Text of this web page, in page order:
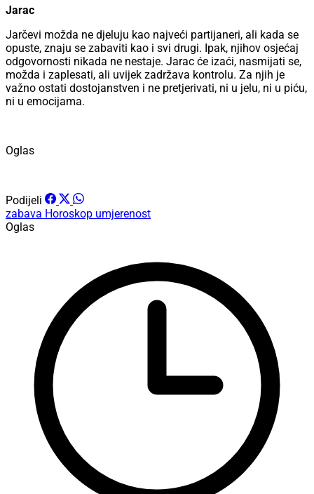
Jarac
Jarčevi možda ne djeluju kao najveći partijaneri, ali kada se
opuste, znaju se zabaviti kao i svi drugi. Ipak, njihov osjećaj
odgovornosti nikada ne nestaje. Jarac će izaći, nasmijati se,
možda i zaplesati, ali uvijek zadržava kontrolu. Za njih je
važno ostati dostojanstven i ne pretjerivati, ni u jelu, ni u piću,
ni u emocijama.
Oglas
Podijeli
zabava Horoskop umjerenost
Oglas